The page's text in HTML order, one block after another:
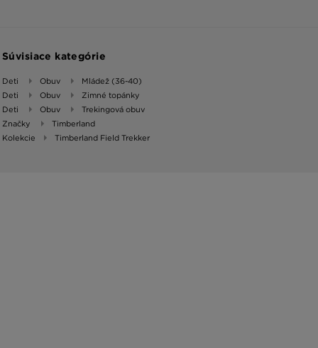
Súvisiace kategórie
Deti Obuv
Mládež (36-40)
Deti
Obuv
Zimné topánky
Deti
Obuv
Trekingová obuv
Značky
Timberland
Kolekcie
Timberland Field Trekker